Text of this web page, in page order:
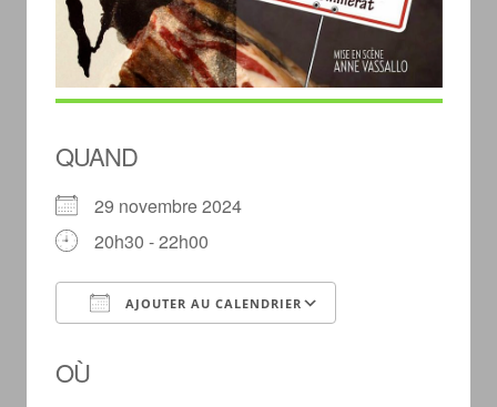
QUAND
29 novembre 2024
20h30 - 22h00
AJOUTER AU CALENDRIER
OÙ